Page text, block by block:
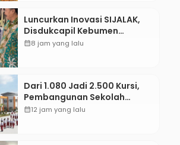
Luncurkan Inovasi SIJALAK,
Disdukcapil Kebumen
Perkuat Jejaring Literasi
calendar_month8 jam yang lalu
Dari 1.080 Jadi 2.500 Kursi,
Pembangunan Sekolah
Rakyat Kebumen Ditargetkan
calendar_month12 jam yang lalu